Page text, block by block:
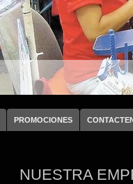
PROMOCIONES
NUESTRA